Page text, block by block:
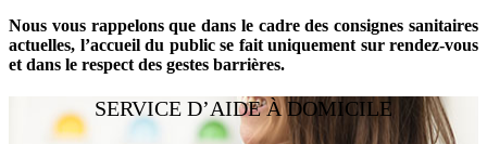
Nous vous rappelons que dans le cadre des consignes sanitaires
actuelles, l’accueil du public se fait uniquement sur rendez-vous
et dans le respect des gestes barrières.
SERVICE D’AIDE À DOMICILE